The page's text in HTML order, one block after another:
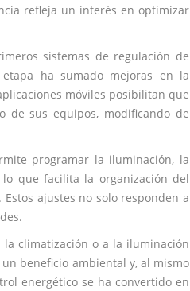
refleja un interés en optimizar
sistemas de regulación de
ha sumado mejoras en la
móviles posibilitan que
de sus equipos, modificando de
programar la iluminación, la
que facilita la organización del
ajustes no solo responden a
la climatización o a la iluminación
beneficio ambiental y, al mismo
energético se ha convertido en